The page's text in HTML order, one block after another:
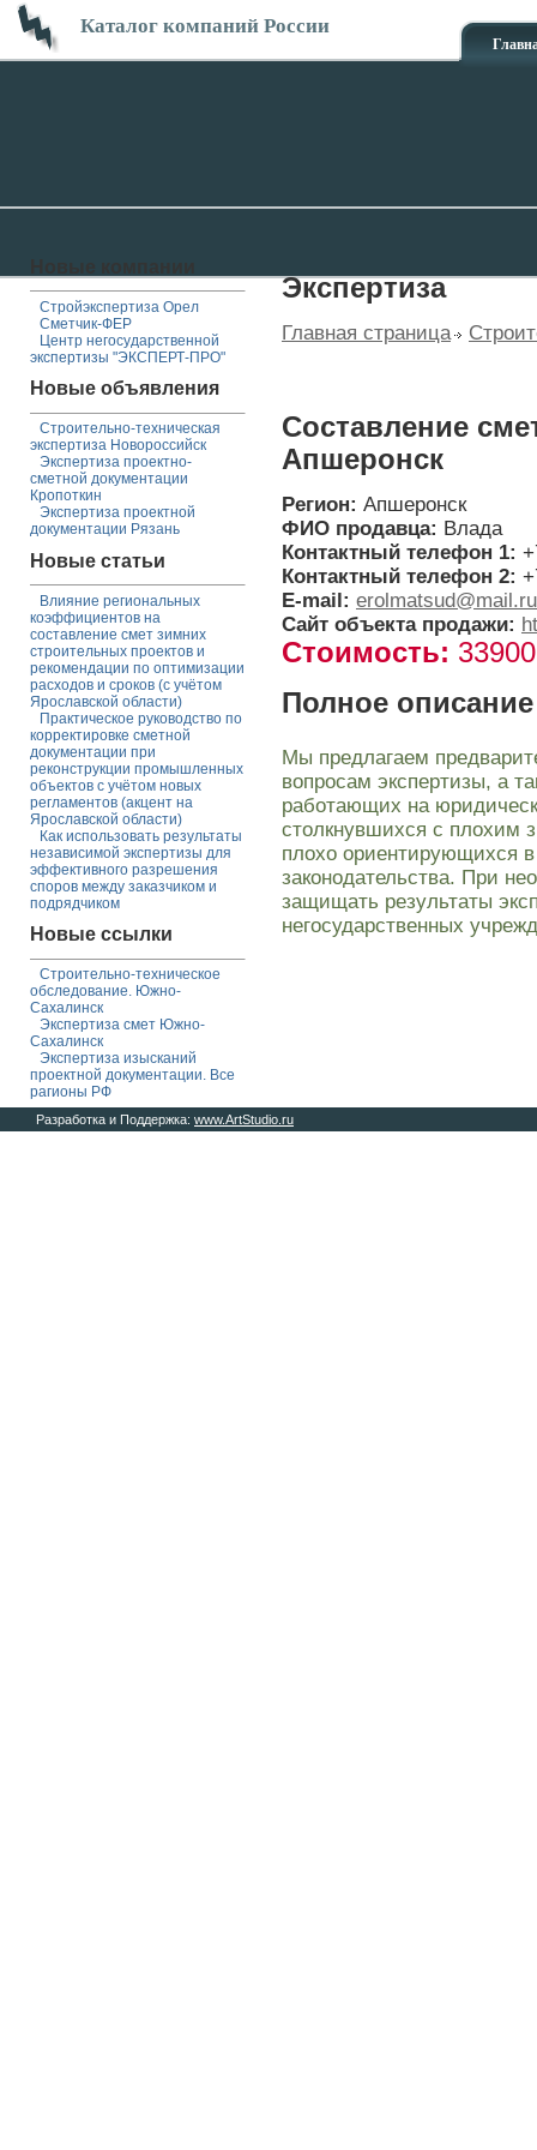
Каталог компаний России
Стройэкспертиза Орел
Сметчик-ФЕР
Центр негосударственной
экспертизы "ЭКСПЕРТ-ПРО"
Новые объявления
Строительно-техническая
экспертиза Новороссийск
Экспертиза проектно-
сметной документации
Кропоткин
Экспертиза проектной
документации Рязань
Новые статьи
Влияние региональных
коэффициентов на
составление смет зимних
строительных проектов и
рекомендации по оптимизации
расходов и сроков (с учётом
Ярославской области)
Практическое руководство по
корректировке сметной
документации при
реконструкции промышленных
объектов с учётом новых
регламентов (акцент на
Ярославской области)
Как использовать результаты
независимой экспертизы для
эффективного разрешения
споров между заказчиком и
подрядчиком
Новые ссылки
Строительно-техническое
обследование. Южно-
Сахалинск
Экспертиза смет Южно-
Сахалинск
Экспертиза изысканий
проектной документации. Все
рагионы РФ
Экспертиза
Главная страница
Составление
Апшеронск
Регион: Апшеронск
ФИО продавца: Влада
Контактный телефон 1:
Контактный телефон 2:
E-mail: erolmatsud@mail.ru
Сайт объекта продажи:
Стоимость:
Полное
Мы предлагаем
вопросам экспертизы, а
работающих на
столкнувшихся с плохим
плохо ориентирующихся в
законодательства. При
защищать результаты
негосударственных
Разработка и Поддержка: www.ArtStudio.ru